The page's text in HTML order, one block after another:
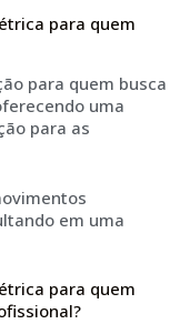
para quem
para quem busca
uma
para as
em uma
para quem